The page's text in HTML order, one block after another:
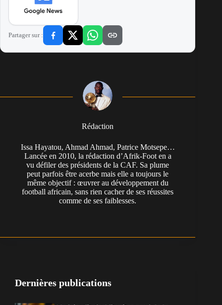
Partager sur :
Rédaction
Issa Hayatou, Ahmad Ahmad, Patrice Motsepe…
Lancée en 2010, la rédaction d’Afrik-Foot en a
vu défiler des présidents de la CAF. Sa plume
peut parfois être acerbe mais elle a toujours le
même objectif : œuvrer au développement du
football africain, sans rien cacher de ses réussites
comme de ses faiblesses.
Dernières publications